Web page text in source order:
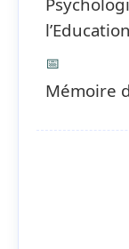
l’Education
📅
Mémoire